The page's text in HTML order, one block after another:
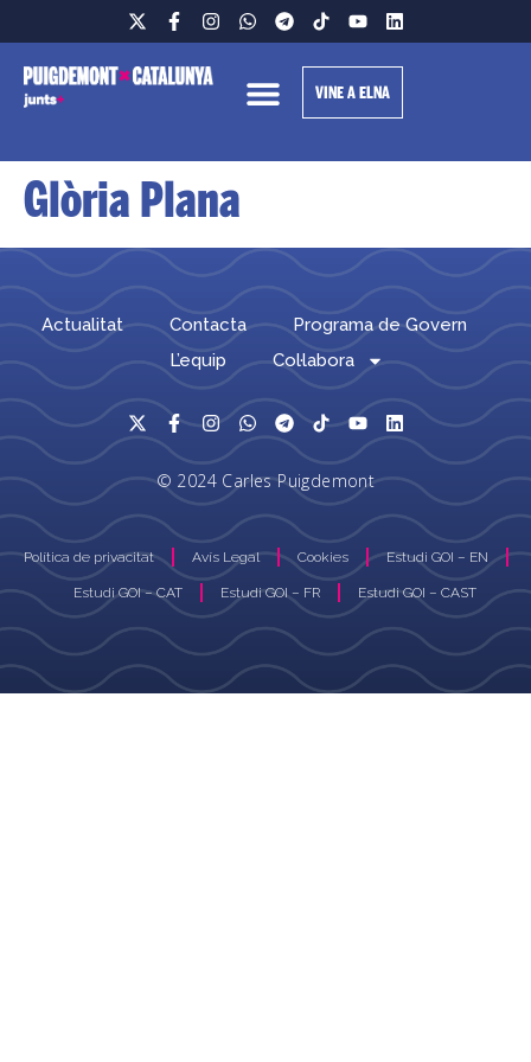
VINE A ELNA
Glòria Plana
Actualitat Contacta
Programa de Govern
L’equip
Col·labora
© 2024 Carles Puigdemont
Política de privacitat Avís Legal Cookies Estudi GOI – EN
Estudi GOI – CAT Estudi GOI – FR Estudi GOI – CAST